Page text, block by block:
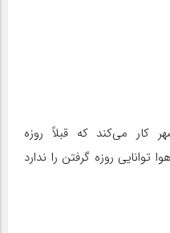
کار می‌کند که قبلاً روزه
روزه گرفتن را ندارد